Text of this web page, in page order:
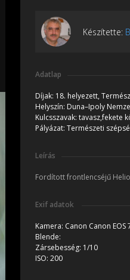
Készítette:
Adatlap
Díjak: 18. helyezett,
Helyszín: Duna–Ipoly
Kulcsszavak: tavasz,fekete
Pályázat: Természeti
Leírás
Fordított frontlencséjű
Exif adatok
Kamera: Canon Canon EOS
Blende:
Zársebesség: 1/10
ISO: 200